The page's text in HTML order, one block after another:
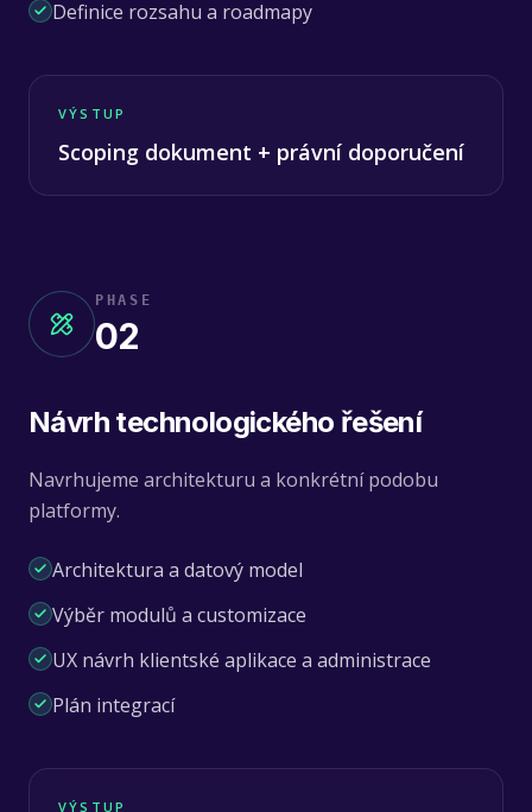
Definice rozsahu a roadmapy
VÝSTUP
Scoping dokument + právní doporučení
PHASE
02
Návrh technologického řešení
Navrhujeme architekturu a konkrétní podobu
platformy.
Architektura a datový model
Výběr modulů a customizace
UX návrh klientské aplikace a administrace
Plán integrací
VÝSTUP